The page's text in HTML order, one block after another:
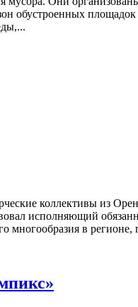
обустроенных
коллективы из
исполняющий
в регионе,